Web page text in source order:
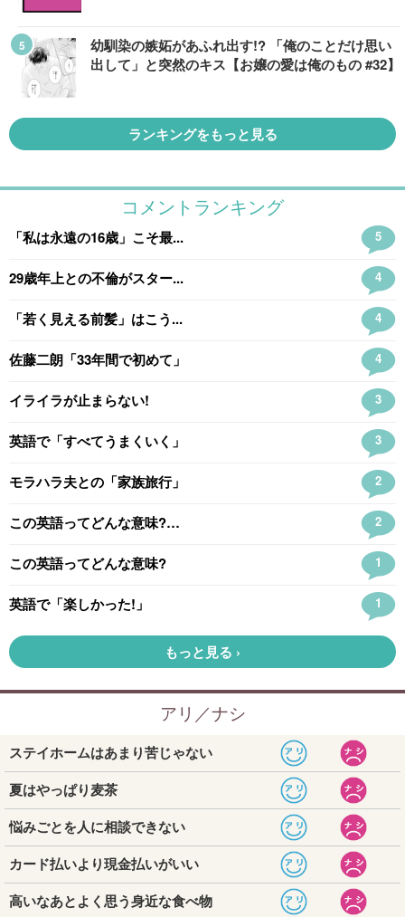
幼馴染の嫉妬があふれ出す!? 「俺のことだけ思い
出して」と突然のキス【お嬢の愛は俺のもの #32】
ランキングをもっと見る